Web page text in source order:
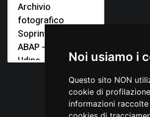
Noi usiamo i
Questo sito NON
cookie di
informazioni
Archivio
fotografico
Soprintendenza
ABAP - Ufficio di
Udine